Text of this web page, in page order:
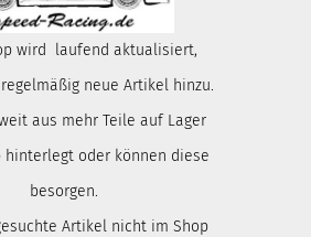
wird laufend aktualisiert,
neue Artikel hinzu.
aus mehr Teile auf Lager
hinterlegt oder können diese
besorgen.
Artikel nicht im Shop